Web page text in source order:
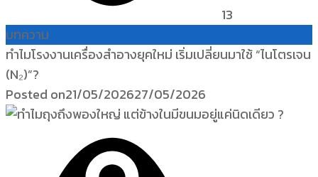
13
บทความ
ทำไมโรงงานเครื่องสำอางยุคใหม่ เริ่มเปลี่ยนมาใช้ “ไนโตรเจน
(N₂)”?
Posted on21/05/202627/05/2026